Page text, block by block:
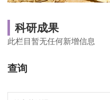
科研成果
此栏目暂无任何新增信息
查询